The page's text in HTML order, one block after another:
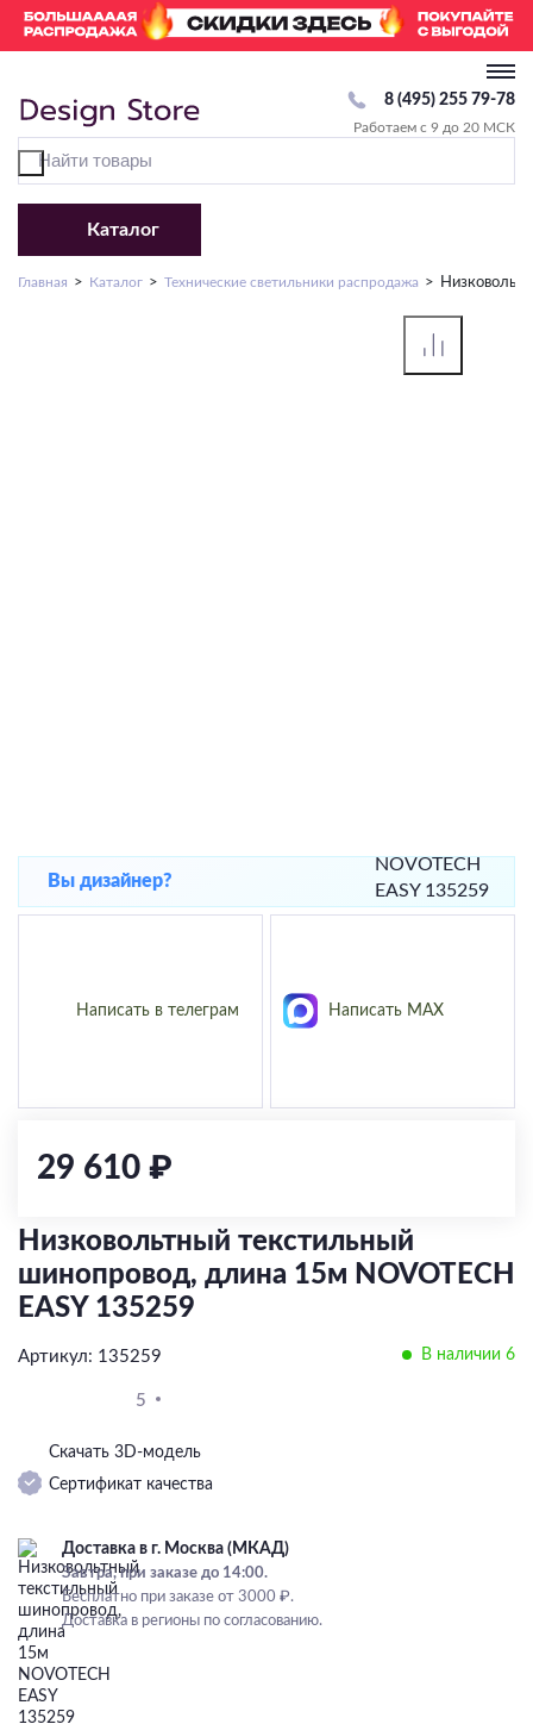
8 (495) 255 79-78
Работаем с 9 до 20 МСК
Каталог
Главная Каталог Технические светильники распродажа
Низковольтный текстильный
шинопровод, длина 15м NOVOTECH
EASY 135259
Артикул: 135259 В наличии 6
5
Скачать 3D-модель
Сертификат качества
Доставка в г. Москва (МКАД)
Завтра, при заказе до 14:00.
Бесплатно при заказе от 3000 ₽.
Доставка в регионы по согласованию.
29 610 ₽
Вы дизайнер?
Написать в телеграм Написать MAX